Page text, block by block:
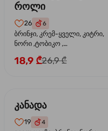
როლი
26 6
ბრინჯი, კრემ-ყველი, კიტრი,
ნორი ,ტობიკო ,
სეზამი, ტერიაკის სოუსი
18,9 ₾26,9 ₾
კანადა
19 4